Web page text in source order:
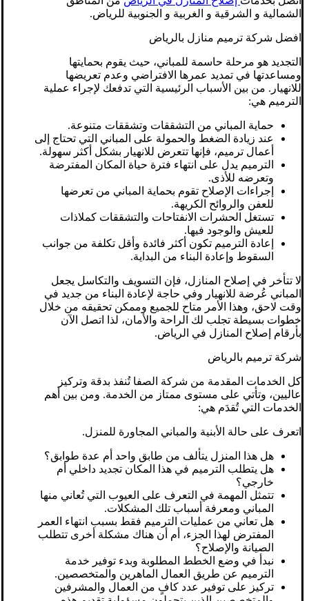
الشمالية و الشرقية و الغربية و الجنوبية للرياض.
افضل شركة ترميم منازل بالرياض
التجديد هو مرحلة حاسمة للمباني، حيث يقوم بحمايتها
ومساعدتها في تمديد عمرها الافتراضي وعدم تعريضها
للانهيار. من بين الأسباب الرئيسية التي تدفعك لإجراء عملية
الترميم هي:
حماية المباني من التشققات وتشققات متنوعة.
عند زيادة الضغط والحمولة على المباني التي تحتاج إلى
أعمال ترميم، فإنها تتعرض للانهيار بشكل أكثر سهولة.
الترميم يدل على انتهاء فترة حياة المكان المفترضة
وتعرضه للأذى.
إجراءات الإصلاح تقوم بحماية المباني من تعرضها
للعفن والروائح الكريهة.
تستغل الحشرات الانفتاحات والتشققات كملاذات
للعيش والوجود فيها.
إعادة الترميم تكون أكثر فائدة وأقل تكلفة من جوانب
السقوط وإعادة البناء من البداية.
لا تتأخر في إصلاح المنازل، فإن التسويف والتكاسل يجعل
المباني عُرضة للانهيار وفي حاجة لإعادة البناء من جديد في
وقت لاحق، وهذا الأمر متاح للجميع وممكن تحقيقه من خلال
خطوات بسيطة تجلب لك الراحة والأمان، لذا اتصل الآن
بأرقام إصلاح المنازل في الرياض.
شركة ترميم بالرياض
كل الخدمات المقدمة من شركة الصفا تُنفذ بدقة وتركيز
عاليين، وتأتي على مستوى ممتاز من الخدمة. ومن بين أهم
الخدمات التي تُقدَم هي:
اتعرف على حالة الأبنية والمباني المجاورة للمنزل.
هل هذا المنزل يتألف من طابق واحد أم عدة طوابق؟
هل يتطلب الترميم في هذا المكان تجديد داخلي أم
خارجي؟
تتمثل المهمة في التعرف على العيوب التي تُعاني منها
المباني ومعرفة أسباب تلك المشكلات.
هل تعاني من عمليات الترميم فقط بسبب انتهاء العمر
المفترض لهذا الجزء، أم أن هناك مشكلة أخرى تتطلب
الصيانة والإصلاح؟
نبدأ في وضع الخطط المطلوبة وبدء توفير خدمة
الترميم عن طريق العمال الماهرين والمتخصصين.
تركيز على توفير عدد كافٍ من العمال والمشرفين